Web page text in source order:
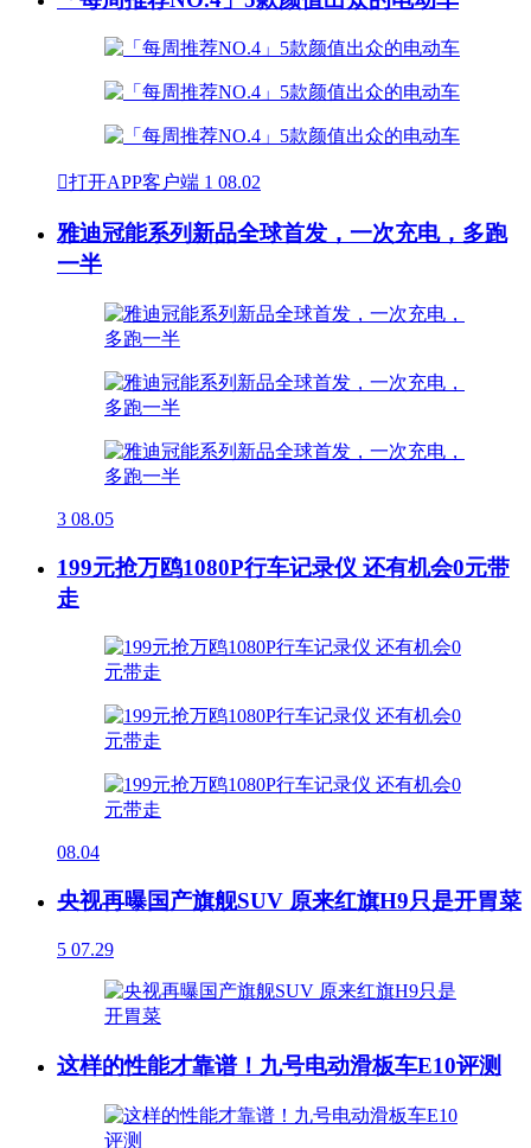
打开APP客户端 1 08.02
雅迪冠能系列新品全球首发，一次充电，多跑
一半
3 08.05
199元抢万鸥1080P行车记录仪 还有机会0元带
走
08.04
央视再曝国产旗舰SUV 原来红旗H9只是开胃菜
5 07.29
这样的性能才靠谱！九号电动滑板车E10评测